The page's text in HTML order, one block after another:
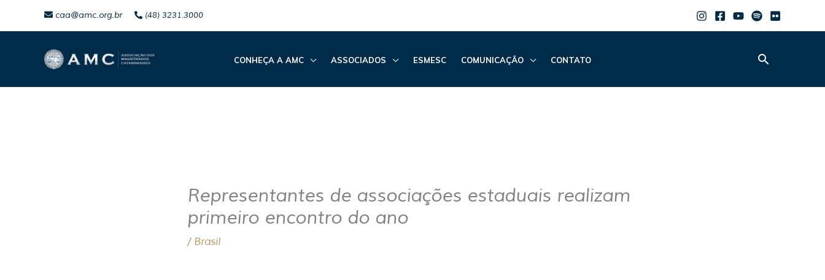
conteúdo
caa@amc.org.br (48) 3231.3000
CONHEÇA A AMC ASSOCIADOS ESMESC COMUNICAÇÃO CONTATO Pesquisar
Representantes de associações estaduais realizam
primeiro encontro do ano
/ Brasil